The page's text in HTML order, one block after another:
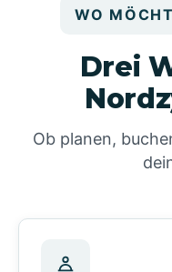
WO
Drei
Ob planen,